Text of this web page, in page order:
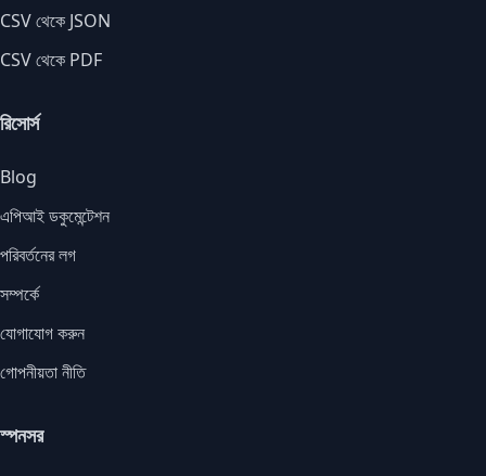
CSV থেকে JSON
CSV থেকে PDF
রিসোর্স
Blog
এপিআই ডকুমেন্টেশন
পরিবর্তনের লগ
সম্পর্কে
যোগাযোগ করুন
গোপনীয়তা নীতি
স্পনসর